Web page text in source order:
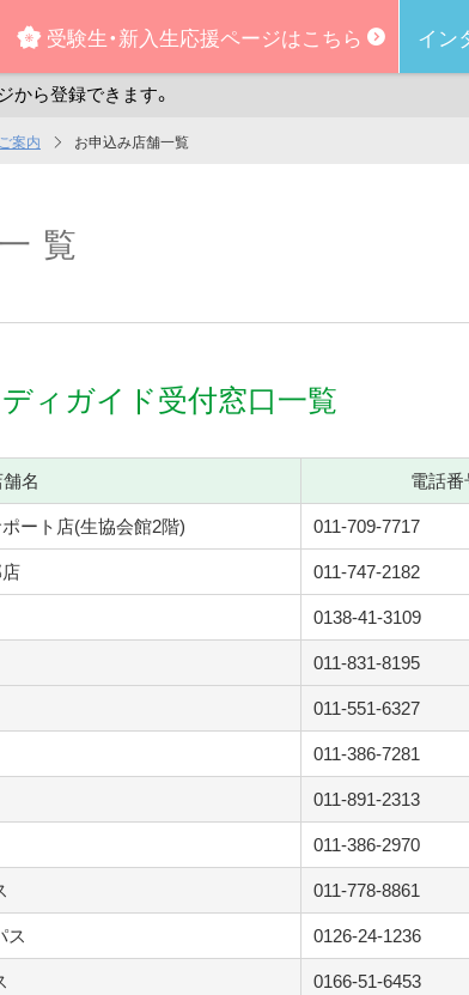
受験生・新入生応援ページはこちら イン
から登録できます。
案内 お申込み店舗一覧
覧
ィガイド受付窓口一覧
名 電話
ート店(生協会館2階) 011-709-7717
011-747-2182
0138-41-3109
011-831-8195
011-551-6327
011-386-7281
011-891-2313
011-386-2970
011-778-8861
ス
0126-24-1236
0166-51-6453